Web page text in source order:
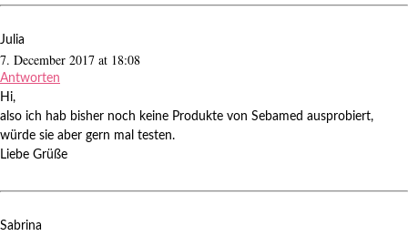
Julia
7. December 2017 at 18:08
Antworten
Hi,
also ich hab bisher noch keine Produkte von Sebamed ausprobiert,
würde sie aber gern mal testen.
Liebe Grüße
Sabrina